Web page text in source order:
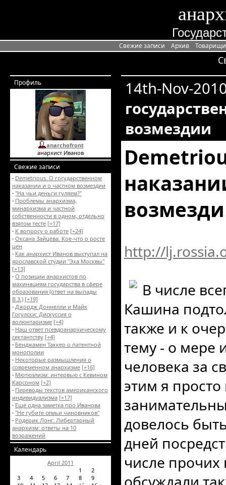
Свежие записи Архив
Профиль
anarchofront
анархист Иванов
Свежие записи
· Demetrious. О государственном
наказании и о частном возмездии
· "На чьи деньги гуляем?"
· Проблемы анархизма,
минархизма и частной
собственности в одном, отдельно
взятом тесте [+17]
· К вопросу о работе [+24]
· Оксана Зайцева. Кое-что о росте
цен
· Как анархист Иванов выступал на
ярославской студии "Эха Москвы"
[+13]
· О позиции анархистов по
махинациям государства в сфере
образования (ответ на выпады
В.З.) [+19]
· Джордж Доннелли и Майк
Гогулски: Дискуссия о
волюнтаризме [+4]
· Наш ответ псевдоанархическому
сектантству [+4]
· Бенджамен Таккер о патентной
монополии
· Некоторые размышления о
современном анархизме [+16]
· Мютюэлизм: интервью с Кевином
Карсоном [+2]
· Переводы текстов американского
индивидуализма [+17]
· Ещё одна заметка про Иванова
· "Не губите семьи чиновников"
· Родерик Лонг. Либертарный
анархизм: ответы на 10
возражений
Календарь
April 2011
1
2
3
4 5 6 7 8
9
14th-Nov-
возмездии
http://
В числе
Кашина
также и к
тему - о мере
человека за
этим я
довелось
дней
числе